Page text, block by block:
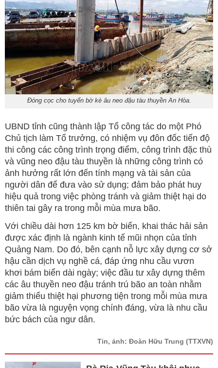
Đóng cọc cho tuyến bờ kè âu neo đậu tàu thuyền An Hòa.
UBND tỉnh cũng thành lập Tổ công tác do một Phó
Chủ tịch làm Tổ trưởng, có nhiệm vụ đôn đốc tiến độ
thi công các công trình trọng điểm, công trình đặc thù
và vũng neo đậu tàu thuyền là những công trình có
ảnh hưởng rất lớn đến tính mạng và tài sản của
người dân để đưa vào sử dụng; đảm bảo phát huy
hiệu quả trong việc phòng tránh và giảm thiệt hại do
thiên tai gây ra trong mỗi mùa mưa bão.
Với chiều dài hơn 125 km bờ biển, khai thác hải sản
được xác định là ngành kinh tế mũi nhọn của tỉnh
Quảng Nam. Do đó, bên cạnh nỗ lực xây dựng cơ sở
hậu cần dịch vụ nghề cá, đáp ứng nhu cầu vươn
khơi bám biển dài ngày; việc đầu tư xây dựng thêm
các âu thuyền neo đậu tránh trú bão an toàn nhằm
giảm thiểu thiệt hại phương tiện trong mỗi mùa mưa
bão vừa là nguyện vọng chính đáng, vừa là nhu cầu
bức bách của ngư dân.
Tin, ảnh: Đoàn Hữu Trung (TTXVN)